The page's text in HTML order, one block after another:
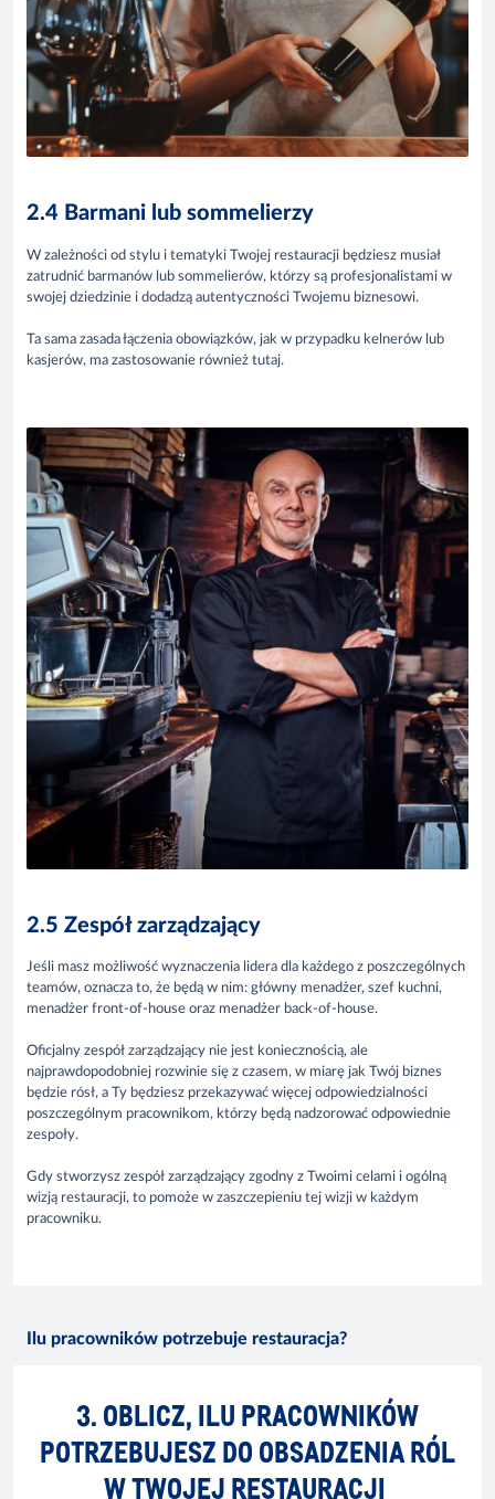
2.4 Barmani lub sommelierzy
W zależności od stylu i tematyki Twojej restauracji będziesz musiał
zatrudnić barmanów lub sommelierów, którzy są profesjonalistami w
swojej dziedzinie i dodadzą autentyczności Twojemu biznesowi.
Ta sama zasada łączenia obowiązków, jak w przypadku kelnerów lub
kasjerów, ma zastosowanie również tutaj.
2.5 Zespół zarządzający
Jeśli masz możliwość wyznaczenia lidera dla każdego z poszczególnych
teamów, oznacza to, że będą w nim: główny menadżer, szef kuchni,
menadżer front-of-house oraz menadżer back-of-house.
Oficjalny zespół zarządzający nie jest koniecznością, ale
najprawdopodobniej rozwinie się z czasem, w miarę jak Twój biznes
będzie rósł, a Ty będziesz przekazywać więcej odpowiedzialności
poszczególnym pracownikom, którzy będą nadzorować odpowiednie
zespoły.
Gdy stworzysz zespół zarządzający zgodny z Twoimi celami i ogólną
wizją restauracji, to pomoże w zaszczepieniu tej wizji w każdym
pracowniku.
Ilu pracowników potrzebuje restauracja?
3. OBLICZ, ILU PRACOWNIKÓW
POTRZEBUJESZ DO OBSADZENIA RÓL
W TWOJEJ RESTAURACJI